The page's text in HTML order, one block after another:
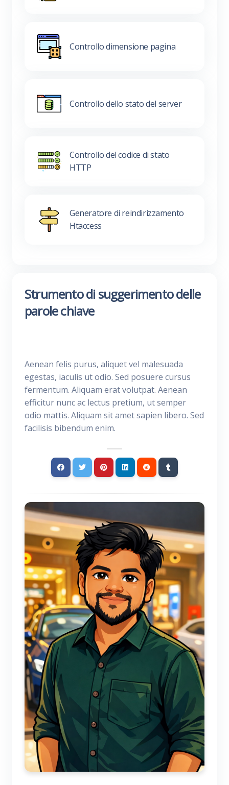
Controllo dimensione pagina
Controllo dello stato del server
Controllo del codice di stato
HTTP
Generatore di reindirizzamento
Htaccess
Strumento di suggerimento delle
parole chiave
Aenean felis purus, aliquet vel malesuada
egestas, iaculis ut odio. Sed posuere cursus
fermentum. Aliquam erat volutpat. Aenean
efficitur nunc ac lectus pretium, ut semper
odio mattis. Aliquam sit amet sapien libero. Sed
facilisis bibendum enim.